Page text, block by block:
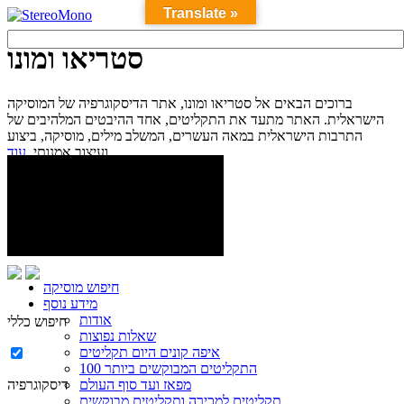
סטריאו ומונו
ברוכים הבאים אל סטריאו ומונו, אתר הדיסקוגרפיה של המוסיקה
הישראלית. האתר מתעד את התקליטים, אחד ההיבטים המלהיבים של
התרבות הישראלית במאה העשרים, המשלב מילים, מוסיקה, ביצוע
ועיצוב אמנותי.עוד...
חיפוש מוסיקה
מידע נוסף
אודות
שאלות נפוצות
איפה קונים היום תקליטים
100 התקליטים המבוקשים ביותר
מפאז ועד סוף העולם
תקליטים למכירה ותקליטים מבוקשים
חיפוש כללי
דיסקוגרפיה
Translate »